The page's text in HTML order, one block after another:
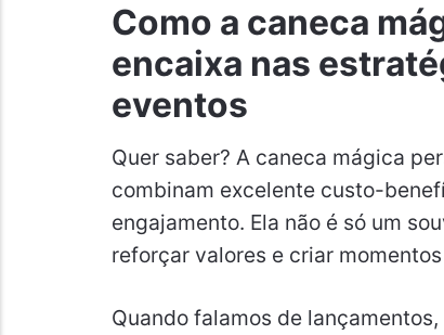
Como a caneca
encaixa nas
eventos
Quer saber? A caneca mágica
combinam excelente custo-
engajamento. Ela não é só um
reforçar valores e criar
Quando falamos de